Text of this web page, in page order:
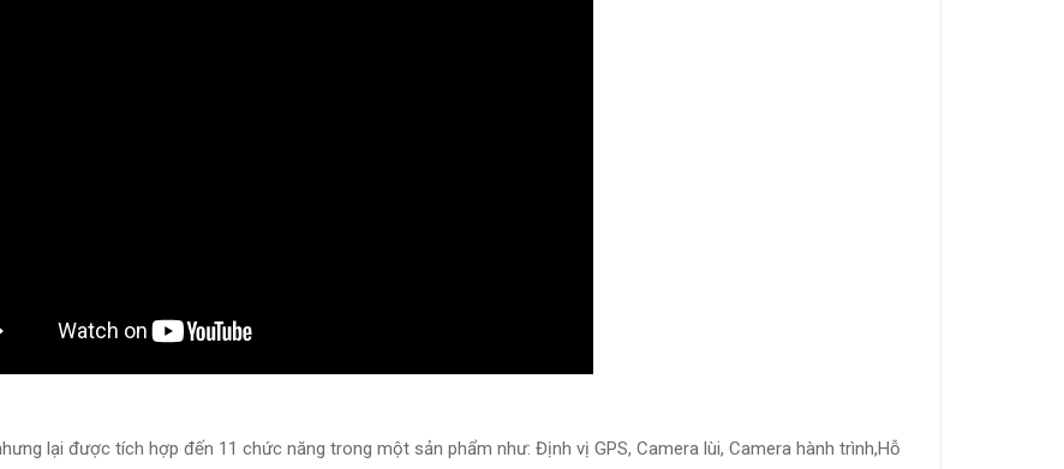
lại được tích hợp đến 11 chức năng trong một sản phẩm như: Định vị GPS, Camera lùi, Camera hành trình,Hỗ